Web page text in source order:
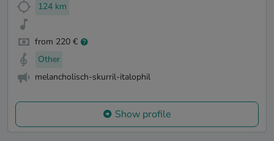
124 km
from 220 €
Other
melancholisch-skurril-italophil
Show profile